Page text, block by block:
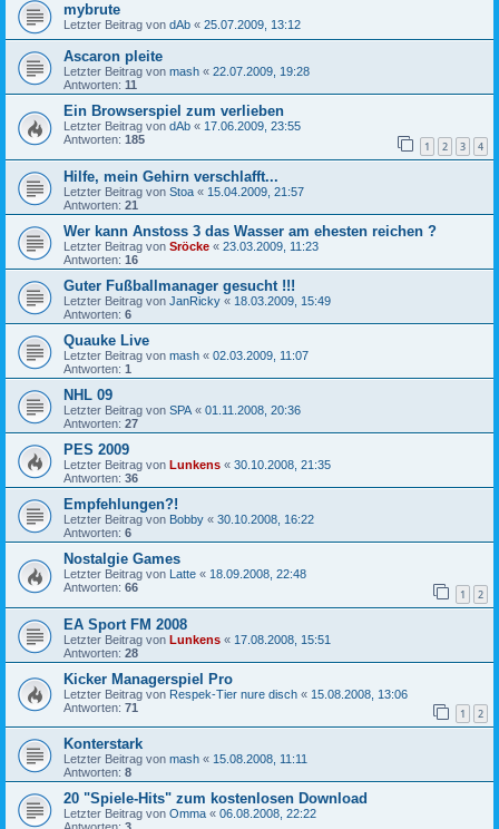
mybrute
Letzter Beitrag von dAb « 25.07.2009, 13:12
Ascaron pleite
Letzter Beitrag von mash « 22.07.2009, 19:28
Antworten: 11
Ein Browserspiel zum verlieben
Letzter Beitrag von dAb « 17.06.2009, 23:55
Antworten: 185 1 2 3 4
Hilfe, mein Gehirn verschlafft...
Letzter Beitrag von Stoa « 15.04.2009, 21:57
Antworten: 21
Wer kann Anstoss 3 das Wasser am ehesten reichen ?
Letzter Beitrag von Sröcke « 23.03.2009, 11:23
Antworten: 16
Guter Fußballmanager gesucht !!!
Letzter Beitrag von JanRicky « 18.03.2009, 15:49
Antworten: 6
Quauke Live
Letzter Beitrag von mash « 02.03.2009, 11:07
Antworten: 1
NHL 09
Letzter Beitrag von SPA « 01.11.2008, 20:36
Antworten: 27
PES 2009
Letzter Beitrag von Lunkens « 30.10.2008, 21:35
Antworten: 36
Empfehlungen?!
Letzter Beitrag von Bobby « 30.10.2008, 16:22
Antworten: 6
Nostalgie Games
Letzter Beitrag von Latte « 18.09.2008, 22:48
Antworten: 66 1 2
EA Sport FM 2008
Letzter Beitrag von Lunkens « 17.08.2008, 15:51
Antworten: 28
Kicker Managerspiel Pro
Letzter Beitrag von Respek-Tier nure disch « 15.08.2008, 13:06
Antworten: 71 1 2
Konterstark
Letzter Beitrag von mash « 15.08.2008, 11:11
Antworten: 8
20 "Spiele-Hits" zum kostenlosen Download
Letzter Beitrag von Omma « 06.08.2008, 22:22